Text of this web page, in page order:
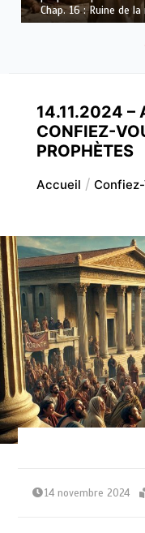
14.11.2024 –
CONFIEZ-
PROPHÈTES
Accueil
14 novembre 2024